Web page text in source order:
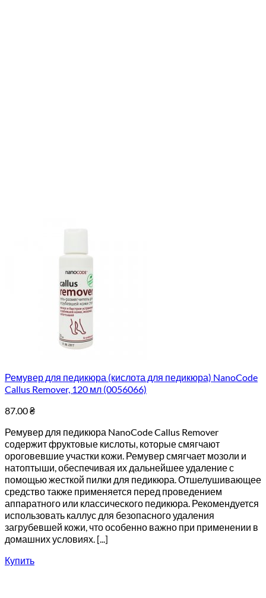
Ремувер для педикюра (кислота для педикюра) NanoCode
Callus Remover, 120 мл (0056066)
87.00₴
Ремувер для педикюра NanoCode Callus Remover
содержит фруктовые кислоты, которые смягчают
ороговевшие участки кожи. Ремувер смягчает мозоли и
натоптыши, обеспечивая их дальнейшее удаление с
помощью жесткой пилки для педикюра. Отшелушивающее
средство также применяется перед проведением
аппаратного или классического педикюра. Рекомендуется
использовать каллус для безопасного удаления
загрубевшей кожи, что особенно важно при применении в
домашних условиях. [...]
Купить